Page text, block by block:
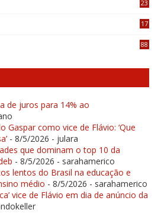
23
17
88
de juros para 14% ao
Gaspar como vice de Flávio: ‘Que
- 8/5/2026 - julara
que dominam o top 10 da
- 8/5/2026 - sarahamerico
lentos do Brasil na educação e
médio - 8/5/2026 - sarahamerico
vice de Flávio em dia de anúncio da